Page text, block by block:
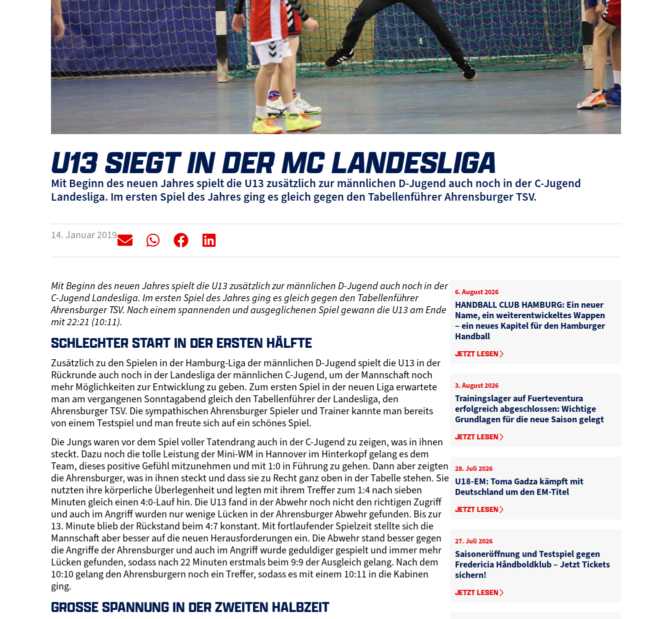
U13 SIEGT IN DER MC LANDESLIGA
Mit Beginn des neuen Jahres spielt die U13 zusätzlich zur männlichen D-Jugend auch noch in der C-Jugend
Landesliga. Im ersten Spiel des Jahres ging es gleich gegen den Tabellenführer Ahrensburger TSV.
14. Januar 2019
Mit Beginn des neuen Jahres spielt die U13 zusätzlich zur männlichen D-Jugend auch noch in der
C-Jugend Landesliga. Im ersten Spiel des Jahres ging es gleich gegen den Tabellenführer
Ahrensburger TSV. Nach einem spannenden und ausgeglichenen Spiel gewann die U13 am Ende
mit 22:21 (10:11).
SCHLECHTER START IN DER ERSTEN HÄLFTE
Zusätzlich zu den Spielen in der Hamburg-Liga der männlichen D-Jugend spielt die U13 in der
Rückrunde auch noch in der Landesliga der männlichen C-Jugend, um der Mannschaft noch
mehr Möglichkeiten zur Entwicklung zu geben. Zum ersten Spiel in der neuen Liga erwartete
man am vergangenen Sonntagabend gleich den Tabellenführer der Landesliga, den
Ahrensburger TSV. Die sympathischen Ahrensburger Spieler und Trainer kannte man bereits
von einem Testspiel und man freute sich auf ein schönes Spiel.
Die Jungs waren vor dem Spiel voller Tatendrang auch in der C-Jugend zu zeigen, was in ihnen
steckt. Dazu noch die tolle Leistung der Mini-WM in Hannover im Hinterkopf gelang es dem
Team, dieses positive Gefühl mitzunehmen und mit 1:0 in Führung zu gehen. Dann aber zeigten
die Ahrensburger, was in ihnen steckt und dass sie zu Recht ganz oben in der Tabelle stehen. Sie
nutzten ihre körperliche Überlegenheit und legten mit ihrem Treffer zum 1:4 nach sieben
Minuten gleich einen 4:0-Lauf hin. Die U13 fand in der Abwehr noch nicht den richtigen Zugriff
und auch im Angriff wurden nur wenige Lücken in der Ahrensburger Abwehr gefunden. Bis zur
13. Minute blieb der Rückstand beim 4:7 konstant. Mit fortlaufender Spielzeit stellte sich die
Mannschaft aber besser auf die neuen Herausforderungen ein. Die Abwehr stand besser gegen
die Angriffe der Ahrensburger und auch im Angriff wurde geduldiger gespielt und immer mehr
Lücken gefunden, sodass nach 22 Minuten erstmals beim 9:9 der Ausgleich gelang. Nach dem
10:10 gelang den Ahrensburgern noch ein Treffer, sodass es mit einem 10:11 in die Kabinen
ging.
GROSSE SPANNUNG IN DER ZWEITEN HALBZEIT
6. August 2026
HANDBALL CLUB HAMBURG: Ein neuer
Name, ein weiterentwickeltes Wappen
– ein neues Kapitel für den Hamburger
Handball
JETZT LESEN
3. August 2026
Trainingslager auf Fuerteventura
erfolgreich abgeschlossen: Wichtige
Grundlagen für die neue Saison gelegt
JETZT LESEN
28. Juli 2026
U18-EM: Toma Gadza kämpft mit
Deutschland um den EM-Titel
JETZT LESEN
27. Juli 2026
Saisoneröffnung und Testspiel gegen
Fredericia Håndboldklub – Jetzt Tickets
sichern!
JETZT LESEN